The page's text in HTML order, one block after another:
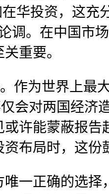
华投资，这充
调。在中国市
重要。
作为世界上最
会对两国经济
许能蒙蔽报
布局时，这份
一正确的选